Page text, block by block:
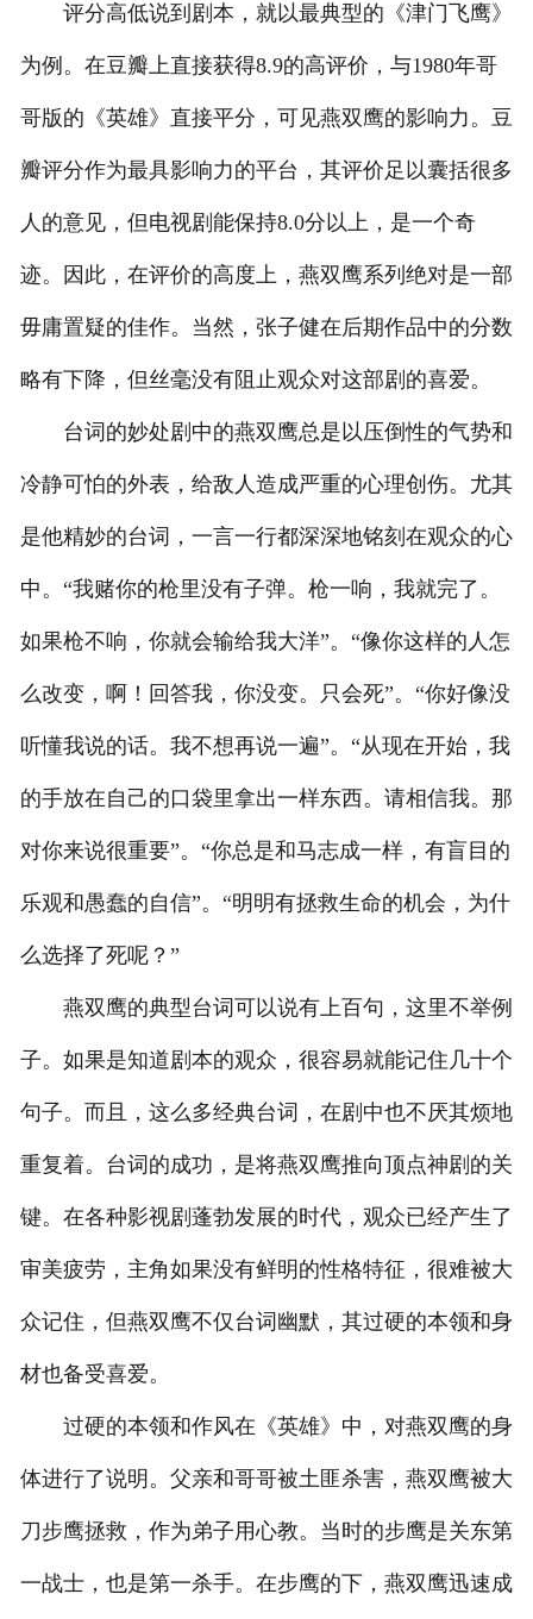
评分高低说到剧本，就以最典型的《津门飞鹰》
为例。在豆瓣上直接获得8.9的高评价，与1980年哥
哥版的《英雄》直接平分，可见燕双鹰的影响力。豆
瓣评分作为最具影响力的平台，其评价足以囊括很多
人的意见，但电视剧能保持8.0分以上，是一个奇
迹。因此，在评价的高度上，燕双鹰系列绝对是一部
毋庸置疑的佳作。当然，张子健在后期作品中的分数
略有下降，但丝毫没有阻止观众对这部剧的喜爱。
台词的妙处剧中的燕双鹰总是以压倒性的气势和
冷静可怕的外表，给敌人造成严重的心理创伤。尤其
是他精妙的台词，一言一行都深深地铭刻在观众的心
中。“我赌你的枪里没有子弹。枪一响，我就完了。
如果枪不响，你就会输给我大洋”。“像你这样的人怎
么改变，啊！回答我，你没变。只会死”。“你好像没
听懂我说的话。我不想再说一遍”。“从现在开始，我
的手放在自己的口袋里拿出一样东西。请相信我。那
对你来说很重要”。“你总是和马志成一样，有盲目的
乐观和愚蠢的自信”。“明明有拯救生命的机会，为什
么选择了死呢？”
燕双鹰的典型台词可以说有上百句，这里不举例
子。如果是知道剧本的观众，很容易就能记住几十个
句子。而且，这么多经典台词，在剧中也不厌其烦地
重复着。台词的成功，是将燕双鹰推向顶点神剧的关
键。在各种影视剧蓬勃发展的时代，观众已经产生了
审美疲劳，主角如果没有鲜明的性格特征，很难被大
众记住，但燕双鹰不仅台词幽默，其过硬的本领和身
材也备受喜爱。
过硬的本领和作风在《英雄》中，对燕双鹰的身
体进行了说明。父亲和哥哥被土匪杀害，燕双鹰被大
刀步鹰拯救，作为弟子用心教。当时的步鹰是关东第
一战士，也是第一杀手。在步鹰的下，燕双鹰迅速成